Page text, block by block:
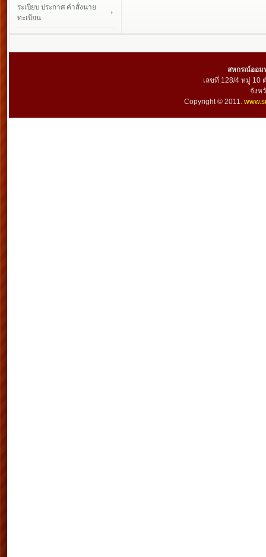
ระเบียบ ประกาศ คำสั่งนาย
ทะเบียน
สหกรณ์ออม
เลขที่ 128/4 หมู่ 10
จังห
Copyright © 2011.